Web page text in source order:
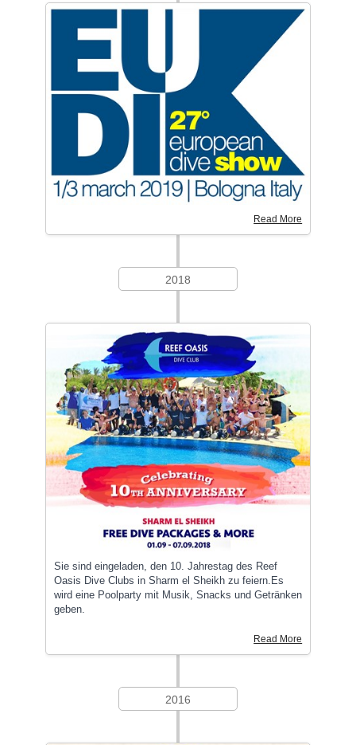
Read More
2018
Sie sind eingeladen, den 10. Jahrestag des Reef
Oasis Dive Clubs in Sharm el Sheikh zu feiern.Es
wird eine Poolparty mit Musik, Snacks und Getränken
geben.
Read More
2016